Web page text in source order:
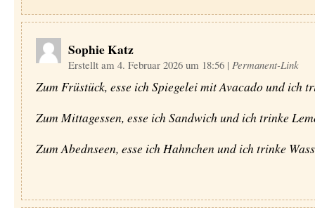
Sophie Katz
Erstellt am 4. Februar 2026 um 18:56 | Permanent-Link
Zum Früstück, esse ich Spiegelei mit Avacado und ich
Zum Mittagessen, esse ich Sandwich und ich trinke
Zum Abednseen, esse ich Hahnchen und ich trinke